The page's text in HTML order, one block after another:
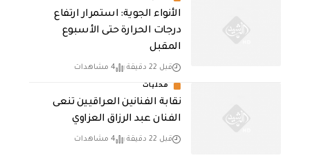
الأنواء الجوية: استمرار ارتفاع
درجات الحرارة حتى الأسبوع
المقبل
قبل 22 دقيقة 4 مشاهدات
محليات
نقابة الفنانين العراقيين تنعى
الفنان عبد الرزاق العزاوي
قبل 22 دقيقة 4 مشاهدات